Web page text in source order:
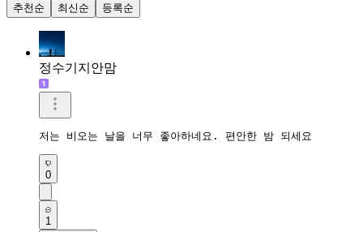
추천순
최신순 등록순
정수기지안맘
저는 비오는 날을 너무 좋아하네요. 편안한 밤 되세요
0
1